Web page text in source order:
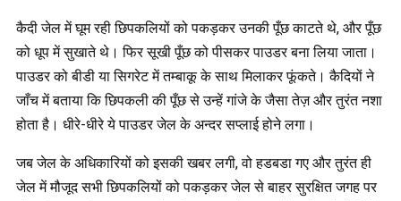
कैदी जेल में घूम रही छिपकलियों को पकड़कर उनकी पूँछ काटते थे, और पूँछ
को धूप में सुखाते थे। फिर सूखी पूँछ को पीसकर पाउडर बना लिया जाता।
पाउडर को बीडी या सिगरेट में तम्बाकू के साथ मिलाकर फूंकते। कैदियों ने
जाँच में बताया कि छिपकली की पूँछ से उन्हें गांजे के जैसा तेज़ और तुरंत नशा
होता है। धीरे-धीरे ये पाउडर जेल के अन्दर सप्लाई होने लगा।
जब जेल के अधिकारियों को इसकी खबर लगी, वो हडबडा गए और तुरंत ही
जेल में मौजूद सभी छिपकलियों को पकड़कर जेल से बाहर सुरक्षित जगह पर